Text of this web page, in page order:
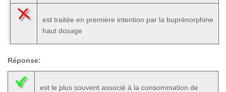
est traitée en première intention par la buprénorphine
haut dosage
Réponse:
est le plus souvent associé à la consommation de